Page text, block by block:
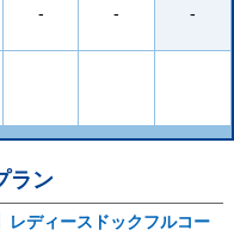
-
-
-
ラン
レディースドックフルコー